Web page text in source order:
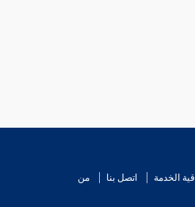
الخدمة اتصل بنا
من